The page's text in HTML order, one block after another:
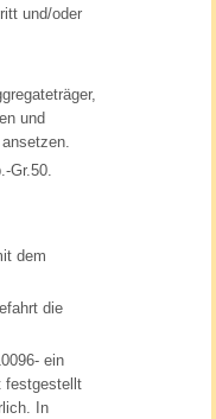
und/oder
und
Gr.50.
dem
die
ein
festgestellt
In